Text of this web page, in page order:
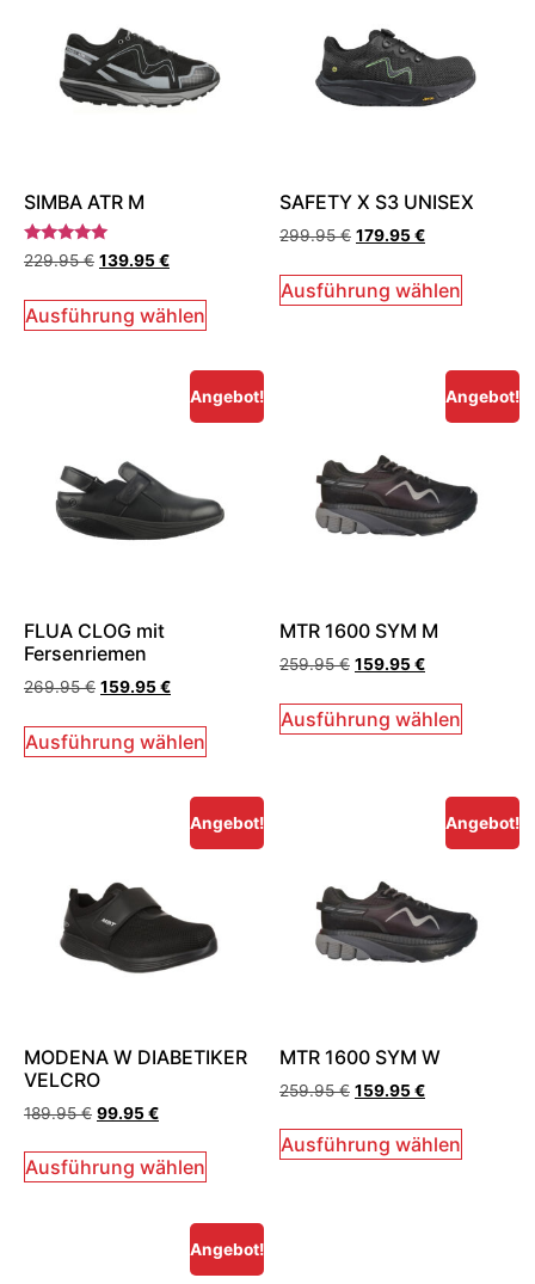
SIMBA ATR M
Bewertet
mit
von 5
229.95€ 139.95€
Ausführung wählen
SAFETY X S3 UNISEX
299.95€ 179.95€
Ausführung wählen
Angebot!
FLUA CLOG mit
Fersenriemen
269.95€ 159.95€
Ausführung wählen
Angebot!
MTR 1600 SYM M
259.95€ 159.95€
Ausführung wählen
Angebot!
MODENA W DIABETIKER
VELCRO
189.95€ 99.95€
Ausführung wählen
Angebot!
MTR 1600 SYM W
259.95€ 159.95€
Ausführung wählen
Angebot!